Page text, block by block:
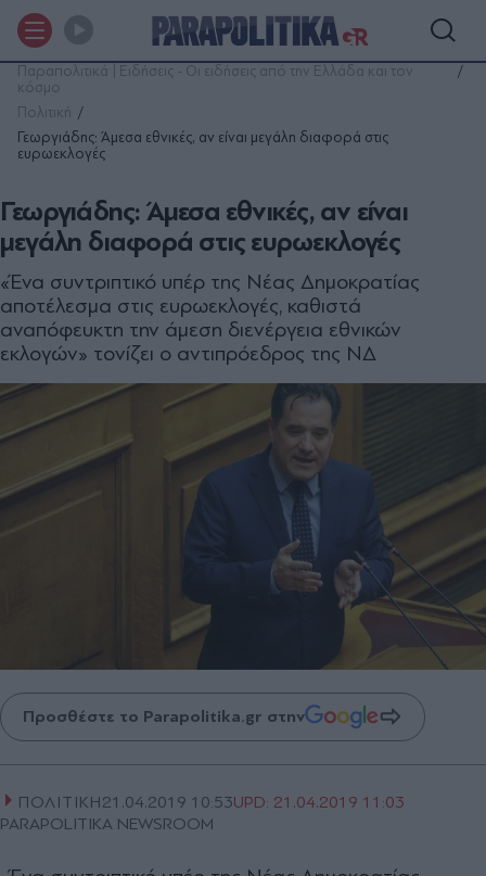
Παραπολιτικά | Ειδήσεις - Οι ειδήσεις από την Ελλάδα και τον
κόσμο
Πολιτική
Γεωργιάδης: Άμεσα εθνικές, αν είναι μεγάλη διαφορά στις
ευρωεκλογές
Γεωργιάδης: Άμεσα εθνικές, αν είναι
μεγάλη διαφορά στις ευρωεκλογές
«Ένα συντριπτικό υπέρ της Νέας Δημοκρατίας
αποτέλεσμα στις ευρωεκλογές, καθιστά
αναπόφευκτη την άμεση διενέργεια εθνικών
εκλογών» τονίζει ο αντιπρόεδρος της ΝΔ
Προσθέστε το Parapolitika.gr στην
ΠΟΛΙΤΙΚΗ21.04.2019 10:53UPD: 21.04.2019 11:03
PARAPOLITIKA NEWSROOM